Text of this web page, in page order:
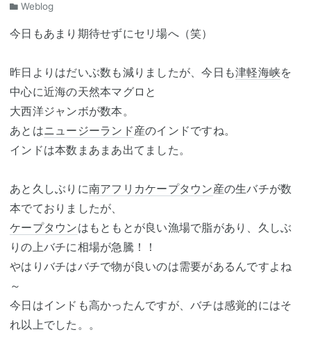
Weblog
今日もあまり期待せずにセリ場へ（笑）
昨日よりはだいぶ数も減りましたが、今日も津軽海峡を
中心に近海の天然本マグロと
大西洋ジャンボが数本。
あとはニュージーランド産のインドですね。
インドは本数まあまあ出てました。
あと久しぶりに南アフリカケープタウン産の生バチが数
本でておりましたが、
ケープタウンはもともとが良い漁場で脂があり、久しぶ
りの上バチに相場が急騰！！
やはりバチはバチで物が良いのは需要があるんですよね
～
今日はインドも高かったんですが、バチは感覚的にはそ
れ以上でした。。